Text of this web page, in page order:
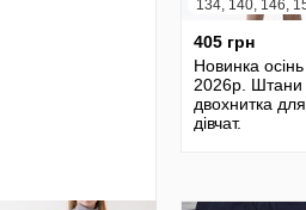
405 грн
Новинка осінь
2026р. Штани
двохнитка для
дівчат.